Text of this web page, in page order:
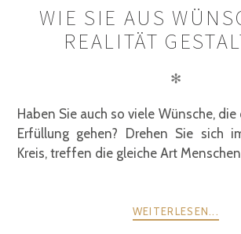
WIE SIE AUS
REALITÄT
✻
Haben Sie auch so viele Wünsche,
Erfüllung gehen? Drehen Sie sich
Kreis, treffen die gleiche Art
WEITERLESEN...